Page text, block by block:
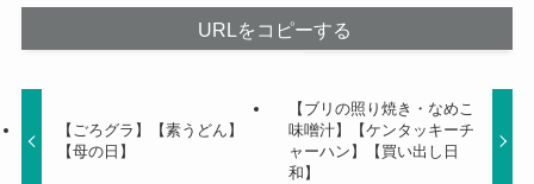
URLをコピーする
【ごろグラ】【素うどん】
【母の日】
【ブリの照り焼き・なめこ
味噌汁】【ケンタッキーチ
ャーハン】【買い出し日
和】